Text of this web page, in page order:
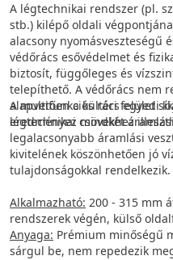
A légtechnikai rendszer (pl.
stb.) kilépő oldali
alacsony nyomásveszteségű
védőrács esővédelmet és
biztosít, függőleges és
telepíthető. A védőrács nem
alapvetően a kültéri felület
légtechnikai csövekhez
A multifunkciós rács egyedi
eredményez mindkét
legalacsonyabb áramlási
kivitelének köszönhetően jó
tulajdonságokkal rendelkezik.
Alkalmazható: 200 - 315 mm
rendszerek végén, külső
Anyaga: Prémium minőségű
sárgul be, nem repedezik